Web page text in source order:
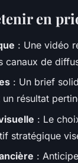
en
: Une vidéo
canaux de
: Un brief
résultat
: Le
stratégique
: